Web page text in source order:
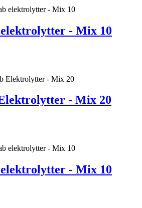
- Mix 10
- Mix 20
- Mix 10